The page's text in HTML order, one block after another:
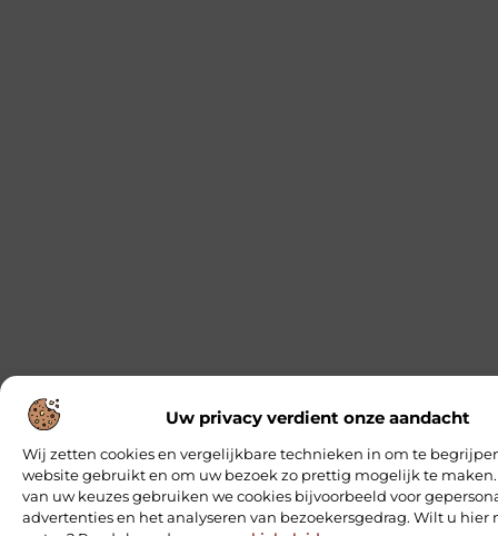
Uw privacy verdient onze aandacht
Wij zetten cookies en vergelijkbare technieken in om te
website gebruikt en om uw bezoek zo prettig mogelijk te
van uw keuzes gebruiken we cookies bijvoorbeeld voor
advertenties en het analyseren van bezoekersgedrag. Wilt u hier